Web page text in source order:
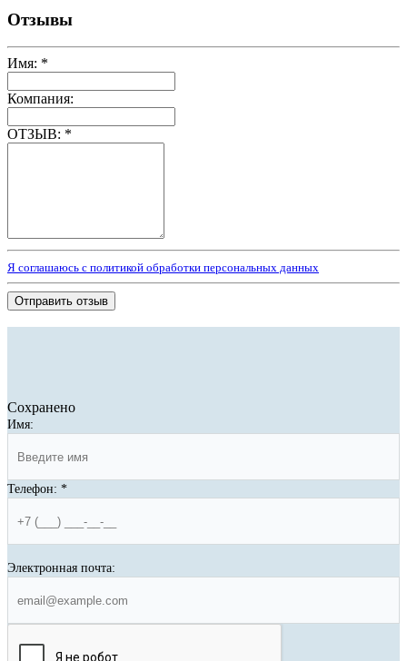
Отзывы
Имя: *
Компания:
ОТЗЫВ: *
Я соглашаюсь с политикой обработки персональных данных
Отправить отзыв
Сохранено
Имя:
Телефон: *
Электронная почта: